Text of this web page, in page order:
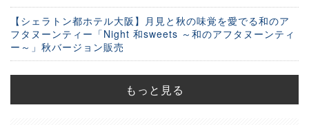
【シェラトン都ホテル大阪】月見と秋の味覚を愛でる和のア
フタヌーンティー「Night 和sweets ～和のアフタヌーンティ
ー～」秋バージョン販売
もっと見る